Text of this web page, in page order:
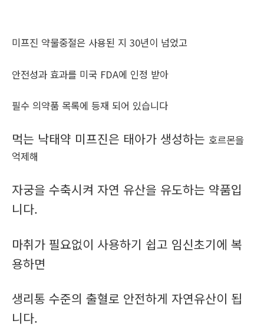
미프진 약물중절은 사용된 지 30년이 넘었고
안전성과 효과를 미국 FDA에 인정 받아
필수 의약품 목록에 등재 되어 있습니다
먹는 낙태약 미프진은 태아가 생성하는 호르몬을
억제해
자궁을 수축시켜 자연 유산을 유도하는 약품입
니다.
마취가 필요없이 사용하기 쉽고 임신초기에 복
용하면
생리통 수준의 출혈로 안전하게 자연유산이 됩
니다.